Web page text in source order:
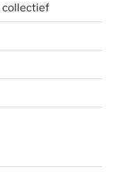
collectief